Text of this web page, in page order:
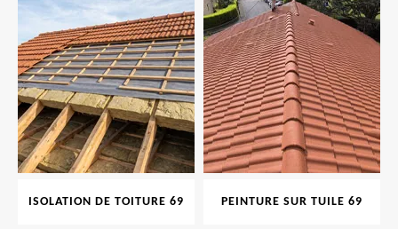
ISOLATION DE TOITURE 69 PEINTURE SUR TUILE 69